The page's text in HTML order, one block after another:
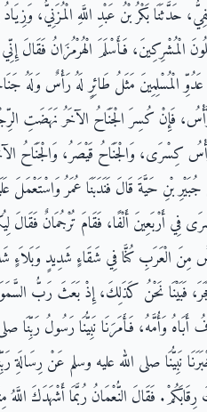
حَدَّثَنَا بَكْرُ بْنُ عَبْدِ اللَّهِ الْمُزَنِيُّ،
الْمُشْرِكِينَ، فَأَسْلَمَ الْهُرْمُزَانُ
الْمُسْلِمِينَ مَثَلُ طَائِرٍ لَهُ رَأْسٌ وَلَهُ
فَإِنْ كُسِرَ الْجَنَاحُ الآخَرُ نَهَضَتِ
كِسْرَى، وَالْجَنَاحُ قَيْصَرُ، وَالْجَنَاحُ
بْنِ حَيَّةَ قَالَ فَنَدَبَنَا عُمَرُ وَاسْتَعْمَلَ
فِي أَرْبَعِينَ أَلْفًا، فَقَامَ تُرْجُمَانٌ
مِنَ الْعَرَبِ كُنَّا فِي شَقَاءٍ شَدِيدٍ وَبَلاَءٍ
فَبَيْنَا نَحْنُ كَذَلِكَ، إِذْ بَعَثَ رَبُّ
أَبَاهُ وَأُمَّهُ، فَأَمَرَنَا نَبِيُّنَا رَسُولُ رَبِّنَا
نَبِيُّنَا صلى الله عليه وسلم عَنْ
فَقَالَ النُّعْمَانُ رُبَّمَا أَشْهَدَكَ